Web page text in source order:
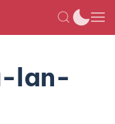
lan-